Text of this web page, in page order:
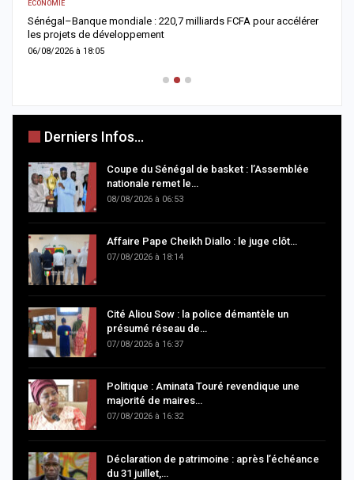
ECONOMIE
Sénégal–Banque mondiale : 220,7 milliards FCFA pour accélérer
les projets de développement
06/08/2026 à 18:05
Derniers Infos...
Coupe du Sénégal de basket : l’Assemblée
nationale remet le…
08/08/2026 à 06:53
Affaire Pape Cheikh Diallo : le juge clôt…
07/08/2026 à 18:14
Cité Aliou Sow : la police démantèle un
présumé réseau de…
07/08/2026 à 16:37
Politique : Aminata Touré revendique une
majorité de maires…
07/08/2026 à 16:32
Déclaration de patrimoine : après l’échéance
du 31 juillet,…